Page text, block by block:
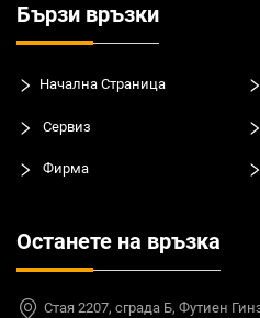
Бързи връзки
Начална Страница
Сервиз
Фирма
Останете на връзка
Стая 2207, сграда Б, Футиен